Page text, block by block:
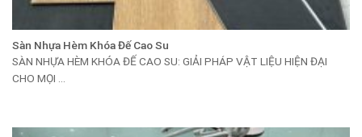
Sàn Nhựa Hèm Khóa Đế Cao Su
SÀN NHỰA HÈM KHÓA ĐẾ CAO SU: GIẢI PHÁP VẬT LIỆU HIỆN ĐẠI
CHO MỌI ...